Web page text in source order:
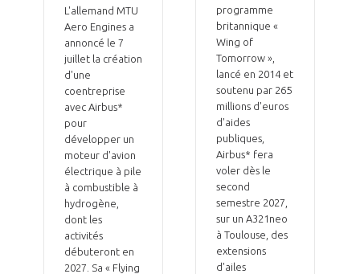
L'allemand MTU
Aero Engines a
annoncé le 7
juillet la création
d'une
coentreprise
avec Airbus*
pour
développer un
moteur d'avion
électrique à pile
à combustible à
hydrogène,
dont les
activités
débuteront en
2027. Sa « Flying
programme
britannique «
Wing of
Tomorrow »,
lancé en 2014 et
soutenu par 265
millions d'euros
d'aides
publiques,
Airbus* fera
voler dès le
second
semestre 2027,
sur un A321neo
à Toulouse, des
extensions
d'ailes